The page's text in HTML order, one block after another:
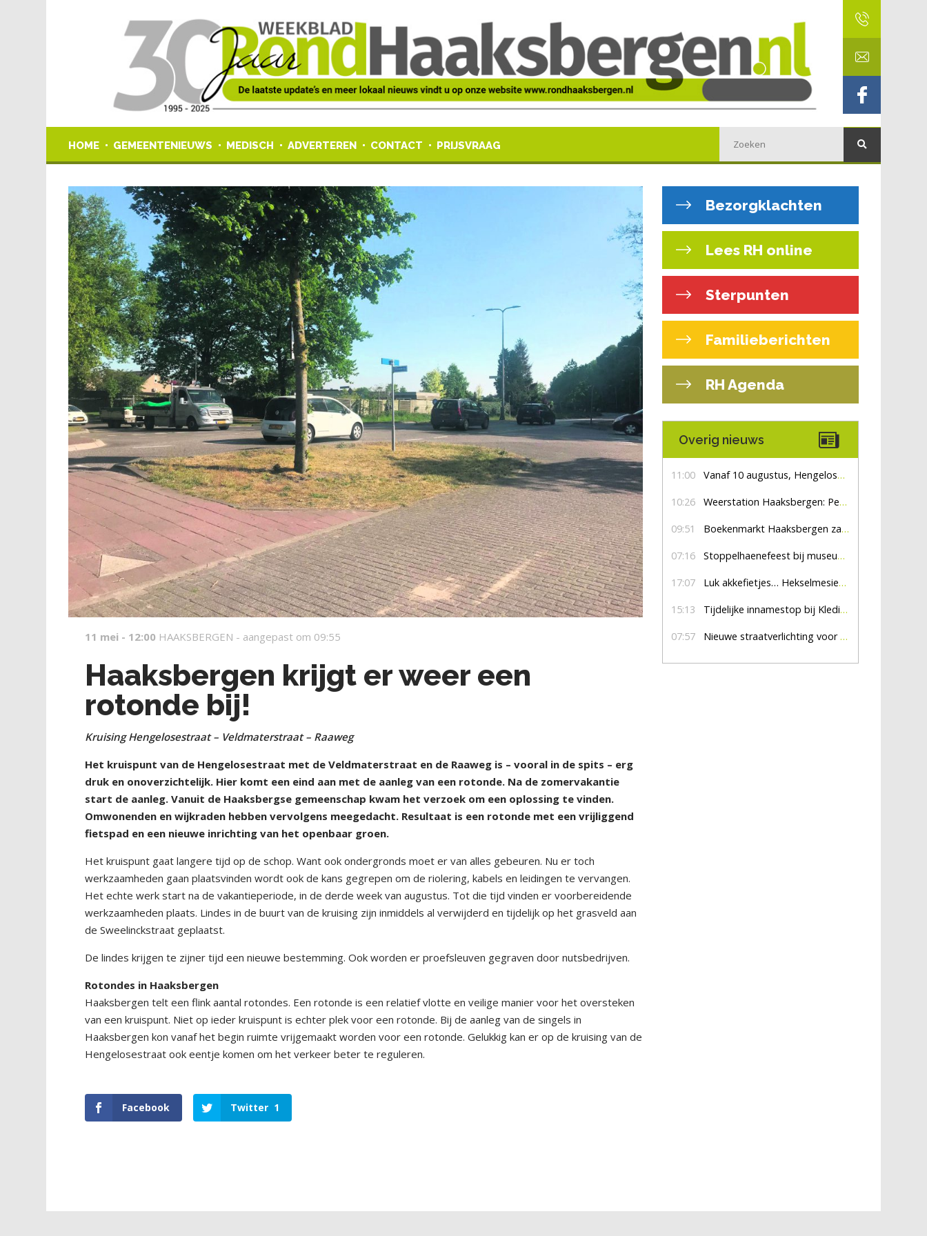
HOME GEMEENTENIEUWS MEDISCH ADVERTEREN CONTACT PRIJSVRAAG
11 mei - 12:00 HAAKSBERGEN - aangepast om 09:55
Haaksbergen krijgt er weer een
rotonde bij!
Kruising Hengelosestraat – Veldmaterstraat – Raaweg
Het kruispunt van de Hengelosestraat met de Veldmaterstraat en de Raaweg is – vooral in de spits – erg
druk en onoverzichtelijk. Hier komt een eind aan met de aanleg van een rotonde. Na de zomervakantie
start de aanleg. Vanuit de Haaksbergse gemeenschap kwam het verzoek om een oplossing te vinden.
Omwonenden en wijkraden hebben vervolgens meegedacht. Resultaat is een rotonde met een vrijliggend
fietspad en een nieuwe inrichting van het openbaar groen.
Het kruispunt gaat langere tijd op de schop. Want ook ondergronds moet er van alles gebeuren. Nu er toch
werkzaamheden gaan plaatsvinden wordt ook de kans gegrepen om de riolering, kabels en leidingen te vervangen.
Het echte werk start na de vakantieperiode, in de derde week van augustus. Tot die tijd vinden er voorbereidende
werkzaamheden plaats. Lindes in de buurt van de kruising zijn inmiddels al verwijderd en tijdelijk op het grasveld aan
de Sweelinckstraat geplaatst.
De lindes krijgen te zijner tijd een nieuwe bestemming. Ook worden er proefsleuven gegraven door nutsbedrijven.
Rotondes in Haaksbergen
Haaksbergen telt een flink aantal rotondes. Een rotonde is een relatief vlotte en veilige manier voor het oversteken
van een kruispunt. Niet op ieder kruispunt is echter plek voor een rotonde. Bij de aanleg van de singels in
Haaksbergen kon vanaf het begin ruimte vrijgemaakt worden voor een rotonde. Gelukkig kan er op de kruising van de
Hengelosestraat ook eentje komen om het verkeer beter te reguleren.
Facebook Twitter 1
Bezorgklachten
Lees RH online
Sterpunten
Familieberichten
RH Agenda
Overig nieuws
11:00 Vanaf 10 augustus, Hengelosestraat drie weken dicht voor doorgaand verkeer
10:26 Weerstation Haaksbergen: Perioden met zon en droog
09:51 Boekenmarkt Haaksbergen zaterdag 8 augustus, marktplein Haaksbergen
07:16 Stoppelhaenefeest bij museum De Lebbenbrugge
17:07 Luk akkefietjes… HekselmesienHarry
15:13 Tijdelijke innamestop bij Kledingbank Stefania
07:57 Nieuwe straatverlichting voor De Veldmaat en De Pas